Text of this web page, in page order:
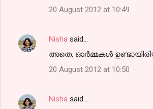
20 August 2012 at 10:49
Nisha said…
അതെ, ഓര്‍മ്മകള്‍
20 August 2012 at 10:50
Nisha said…